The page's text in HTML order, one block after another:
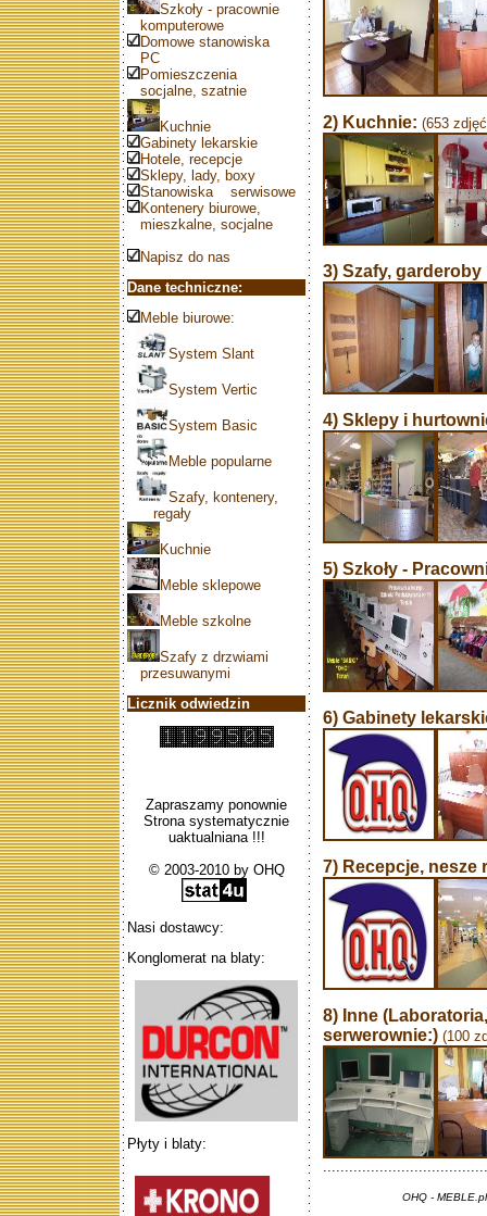
Szkoły - pracownie
komputerowe
Domowe stanowiska
PC
Pomieszczenia
socjalne, szatnie
Kuchnie
Gabinety lekarskie
Hotele, recepcje
Sklepy, lady, boxy
Stanowiska serwisowe
Kontenery biurowe,
mieszkalne, socjalne
Napisz do nas
Dane techniczne:
Meble biurowe:
System Slant
System Vertic
System Basic
Meble popularne
Szafy, kontenery,
regały
Kuchnie
Meble sklepowe
Meble szkolne
Szafy z drzwiami
przesuwanymi
Licznik odwiedzin
Zapraszamy ponownie
Strona systematycznie
uaktualniana !!!
© 2003-2010 by OHQ
Nasi dostawcy:
Konglomerat na blaty:
Płyty i blaty:
2) Kuchnie: (653
3) Szafy,
4) Sklepy i
5) Szkoły -
6) Gabinety
7) Recepcje, nesze
8) Inne
serwerownie:) (100
OHQ -